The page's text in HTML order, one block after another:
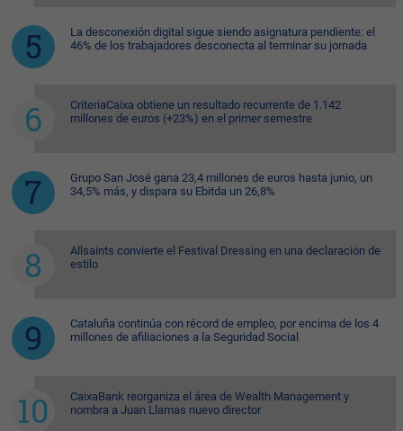
La desconexión digital sigue siendo asignatura pendiente: el
46% de los trabajadores desconecta al terminar su jornada
CriteriaCaixa obtiene un resultado recurrente de 1.142
millones de euros (+23%) en el primer semestre
Grupo San José gana 23,4 millones de euros hasta junio, un
34,5% más, y dispara su Ebitda un 26,8%
Allsaints convierte el Festival Dressing en una declaración de
estilo
Cataluña continúa con récord de empleo, por encima de los 4
millones de afiliaciones a la Seguridad Social
CaixaBank reorganiza el área de Wealth Management y
nombra a Juan Llamas nuevo director